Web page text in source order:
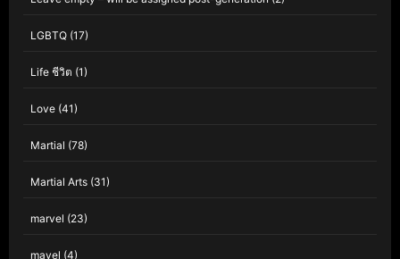
LGBTQ (17)
Life ชีวิต (1)
Love (41)
Martial (78)
Martial Arts (31)
marvel (23)
mavel (4)